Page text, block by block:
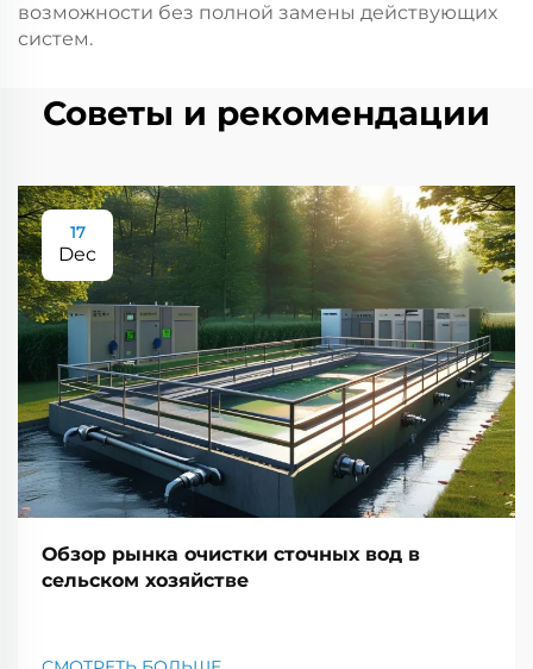
возможности без полной замены действующих
систем.
Советы и рекомендации
17
Dec
Обзор рынка очистки сточных вод в
сельском хозяйстве